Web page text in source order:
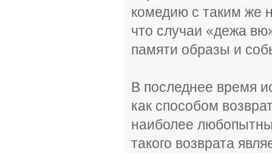
комедию с таким же
что случаи «дежа
памяти образы и
В последнее время
как способом
наиболее
такого возврата